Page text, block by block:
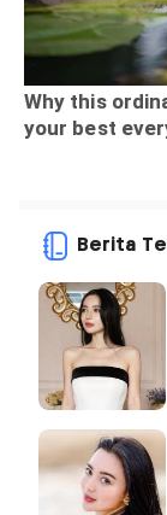
Berita